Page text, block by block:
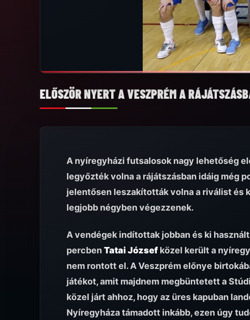
ELŐSZÖR NYERT A VESZPRÉM A
A nyíregyházi futsalosok nagy lehetőség
legyőzték volna a rájátszásban idáig még
jelentősen leszakították volna a riválist és
legjobb négyben végezzenek.
A vendégek indítottak jobban és ki
percbenTatai Józsefközel került a
nem rontott el. A Veszprém előnye
játékot, amit majdnem megbüntetett a
közel járt ahhoz, hogy az üres kapuban
Nyíregyháza támadott inkább, ezen úgy